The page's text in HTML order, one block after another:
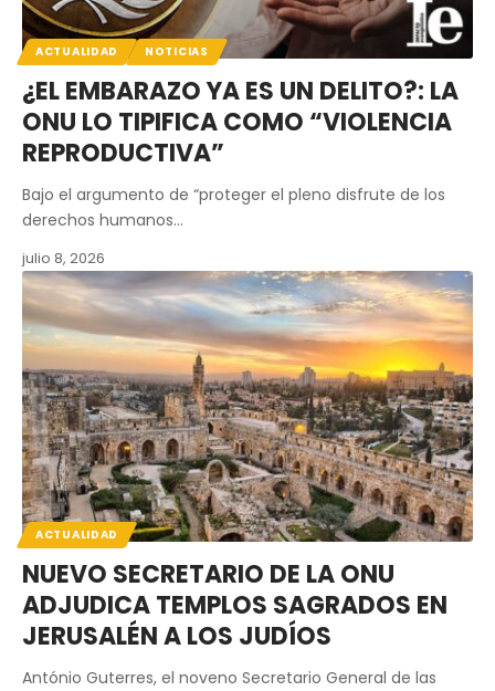
ACTUALIDAD NOTICIAS
¿EL EMBARAZO YA ES UN DELITO?: LA
ONU LO TIPIFICA COMO “VIOLENCIA
REPRODUCTIVA”
Bajo el argumento de “proteger el pleno disfrute de los
derechos humanos…
julio 8, 2026
ACTUALIDAD
NUEVO SECRETARIO DE LA ONU
ADJUDICA TEMPLOS SAGRADOS EN
JERUSALÉN A LOS JUDÍOS
António Guterres, el noveno Secretario General de las